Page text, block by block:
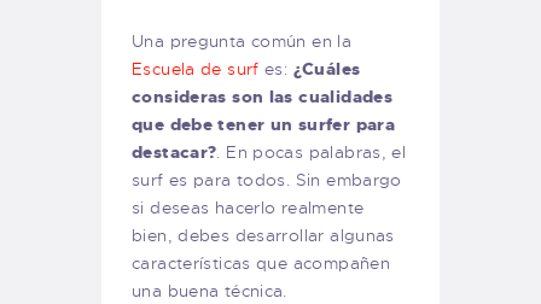
Una pregunta común en la
Escuela de surf es: ¿Cuáles
consideras son las cualidades
que debe tener un surfer para
destacar?. En pocas palabras, el
surf es para todos. Sin embargo
si deseas hacerlo realmente
bien, debes desarrollar algunas
características que acompañen
una buena técnica.